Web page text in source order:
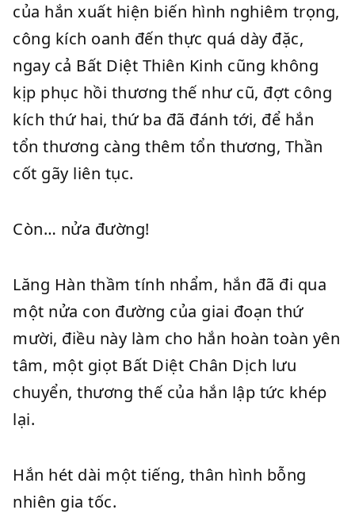
của hắn xuất hiện biến hình nghiêm trọng,
công kích oanh đến thực quá dày đặc,
ngay cả Bất Diệt Thiên Kinh cũng không
kịp phục hồi thương thế như cũ, đợt công
kích thứ hai, thứ ba đã đánh tới, để hắn
tổn thương càng thêm tổn thương, Thần
cốt gãy liên tục.
Còn… nửa đường!
Lăng Hàn thầm tính nhẩm, hắn đã đi qua
một nửa con đường của giai đoạn thứ
mười, điều này làm cho hắn hoàn toàn yên
tâm, một giọt Bất Diệt Chân Dịch lưu
chuyển, thương thế của hắn lập tức khép
lại.
Hắn hét dài một tiếng, thân hình bỗng
nhiên gia tốc.